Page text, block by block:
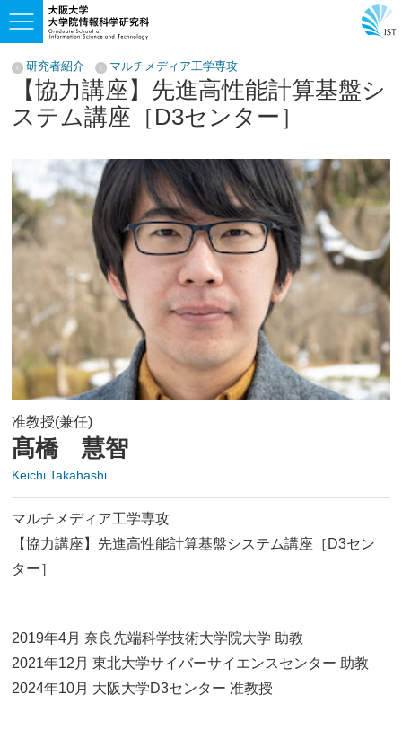
研究者紹介 マルチメディア工学専攻
【協力講座】先進高性能計算基盤シ
ステム講座［D3センター］
准教授(兼任)
髙橋 慧智
Keichi Takahashi
マルチメディア工学専攻
【協力講座】先進高性能計算基盤システム講座［D3セン
ター］
2019年4月 奈良先端科学技術大学院大学 助教
2021年12月 東北大学サイバーサイエンスセンター 助教
2024年10月 大阪大学D3センター 准教授